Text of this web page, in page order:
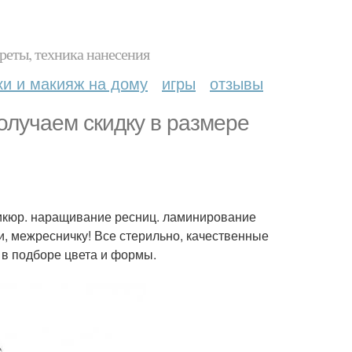
техника нанесения
и макияж на дому игры отзывы
скидку в размере
наращивание ресниц. ламинирование
межресничку! Все стерильно, качественные
подборе цвета и формы.